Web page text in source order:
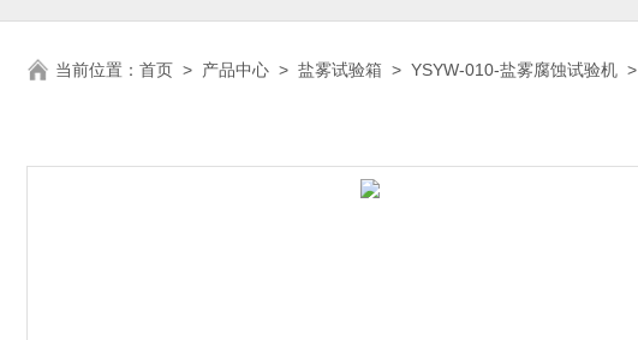
当前位置： 首页 > 产品中心 > 盐雾试验箱 > YSYW-010-盐雾腐蚀试验机 >